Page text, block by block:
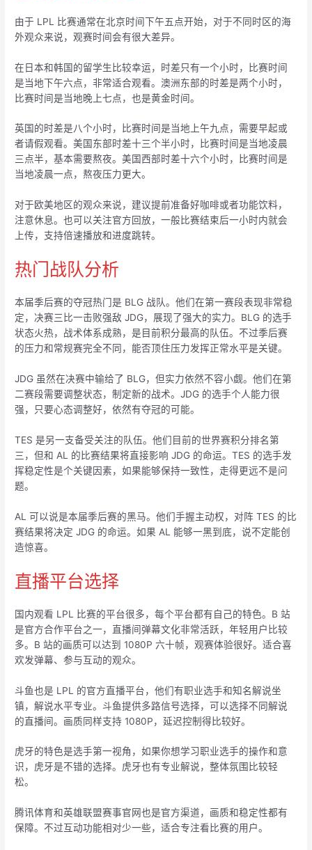
由于 LPL 比赛通常在北京时间下午五点开始，对于不同时区的海
外观众来说，观赛时间会有很大差异。
在日本和韩国的留学生比较幸运，时差只有一个小时，比赛时间
是当地下午六点，非常适合观看。澳洲东部的时差是两个小时，
比赛时间是当地晚上七点，也是黄金时间。
英国的时差是八个小时，比赛时间是当地上午九点，需要早起或
者请假观看。美国东部时差十三个半小时，比赛时间是当地凌晨
三点半，基本需要熬夜。美国西部时差十六个小时，比赛时间是
当地凌晨一点，熬夜压力更大。
对于欧美地区的观众来说，建议提前准备好咖啡或者功能饮料，
注意休息。也可以关注官方回放，一般比赛结束后一小时内就会
上传，支持倍速播放和进度跳转。
热门战队分析
本届季后赛的夺冠热门是 BLG 战队。他们在第一赛段表现非常稳
定，决赛三比一击败强敌 JDG，展现了强大的实力。BLG 的选手
状态火热，战术体系成熟，是目前积分最高的队伍。不过季后赛
的压力和常规赛完全不同，能否顶住压力发挥正常水平是关键。
JDG 虽然在决赛中输给了 BLG，但实力依然不容小觑。他们在第
二赛段需要调整状态，制定新的战术。JDG 的选手个人能力很
强，只要心态调整好，依然有夺冠的可能。
TES 是另一支备受关注的队伍。他们目前的世界赛积分排名第
三，但和 AL 的比赛结果将直接影响 JDG 的命运。TES 的选手发
挥稳定性是个关键因素，如果能够保持一致性，走得更远不是问
题。
AL 可以说是本届季后赛的黑马。他们手握主动权，对阵 TES 的比
赛结果将决定 JDG 的命运。如果 AL 能够一黑到底，说不定能创
造惊喜。
直播平台选择
国内观看 LPL 比赛的平台很多，每个平台都有自己的特色。B 站
是官方合作平台之一，直播间弹幕文化非常活跃，年轻用户比较
多。B 站的画质可以达到 1080P 六十帧，观赛体验很好。适合喜
欢发弹幕、参与互动的观众。
斗鱼也是 LPL 的官方直播平台，他们有职业选手和知名解说坐
镇，解说水平专业。斗鱼提供多路信号选择，可以选择不同解说
的直播间。画质同样支持 1080P，延迟控制得比较好。
虎牙的特色是选手第一视角，如果你想学习职业选手的操作和意
识，虎牙是不错的选择。虎牙也有专业解说，整体氛围比较轻
松。
腾讯体育和英雄联盟赛事官网也是官方渠道，画质和稳定性都有
保障。不过互动功能相对少一些，适合专注看比赛的用户。